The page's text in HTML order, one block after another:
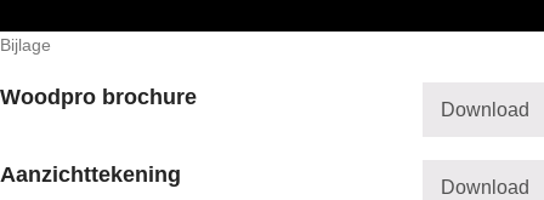
Bijlage
Woodpro brochure
Download
Aanzichttekening
Download